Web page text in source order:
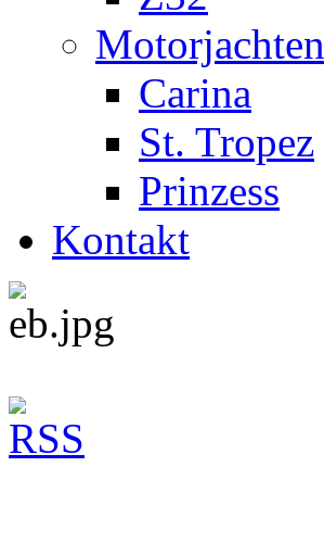
Motorjachten
Carina
St. Tropez
Prinzess
Kontakt